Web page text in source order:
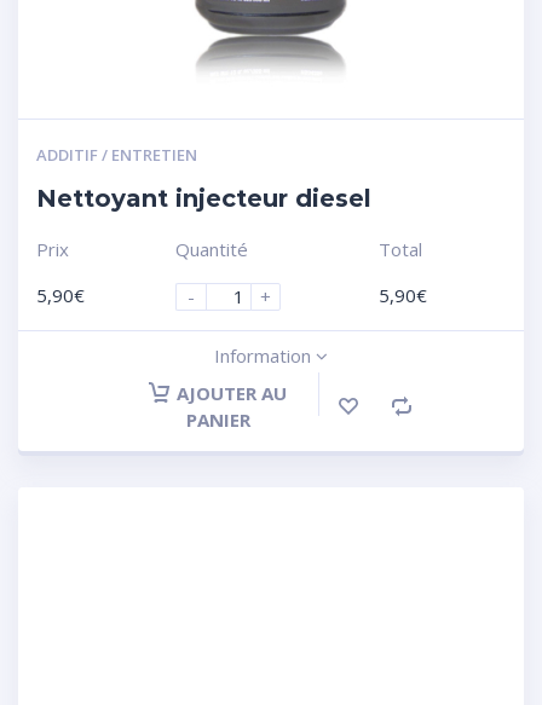
ADDITIF / ENTRETIEN
Nettoyant injecteur diesel
Prix
5,90€
Quantité
-
+
Total
5,90€
Information
AJOUTER AU
PANIER